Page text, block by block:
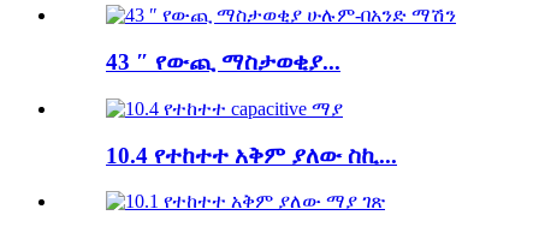
43 ″ የውጪ ማስታወቂያ...
10.4 የተከተተ አቅም ያለው ስኪ...